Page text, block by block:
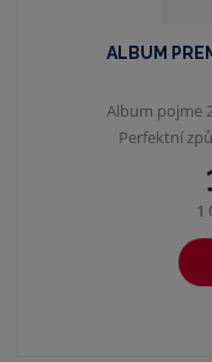
ALBUM
1
Album pojme
Perfektní